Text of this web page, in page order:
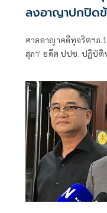
ลงอาญาปกปิด
ศาลอาญาคดีทุจริตฯภ
สุภา' อดีต ปปช. ปฏิบั